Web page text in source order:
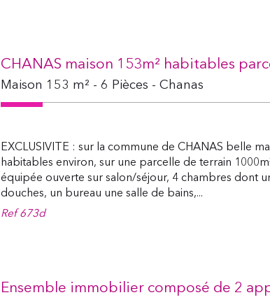
CHANAS maison 153m² habitables
Maison 153 m² - 6 Pièces - Chanas
EXCLUSIVITE : sur la commune de CHANAS belle
habitables environ, sur une parcelle de terrain
équipée ouverte sur salon/séjour, 4 chambres dont
douches, un bureau une salle de bains,...
Ref673d
Ensemble immobilier composé de 2